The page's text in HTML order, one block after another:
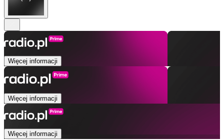
Więcej informacji
Więcej informacji
Więcej informacji